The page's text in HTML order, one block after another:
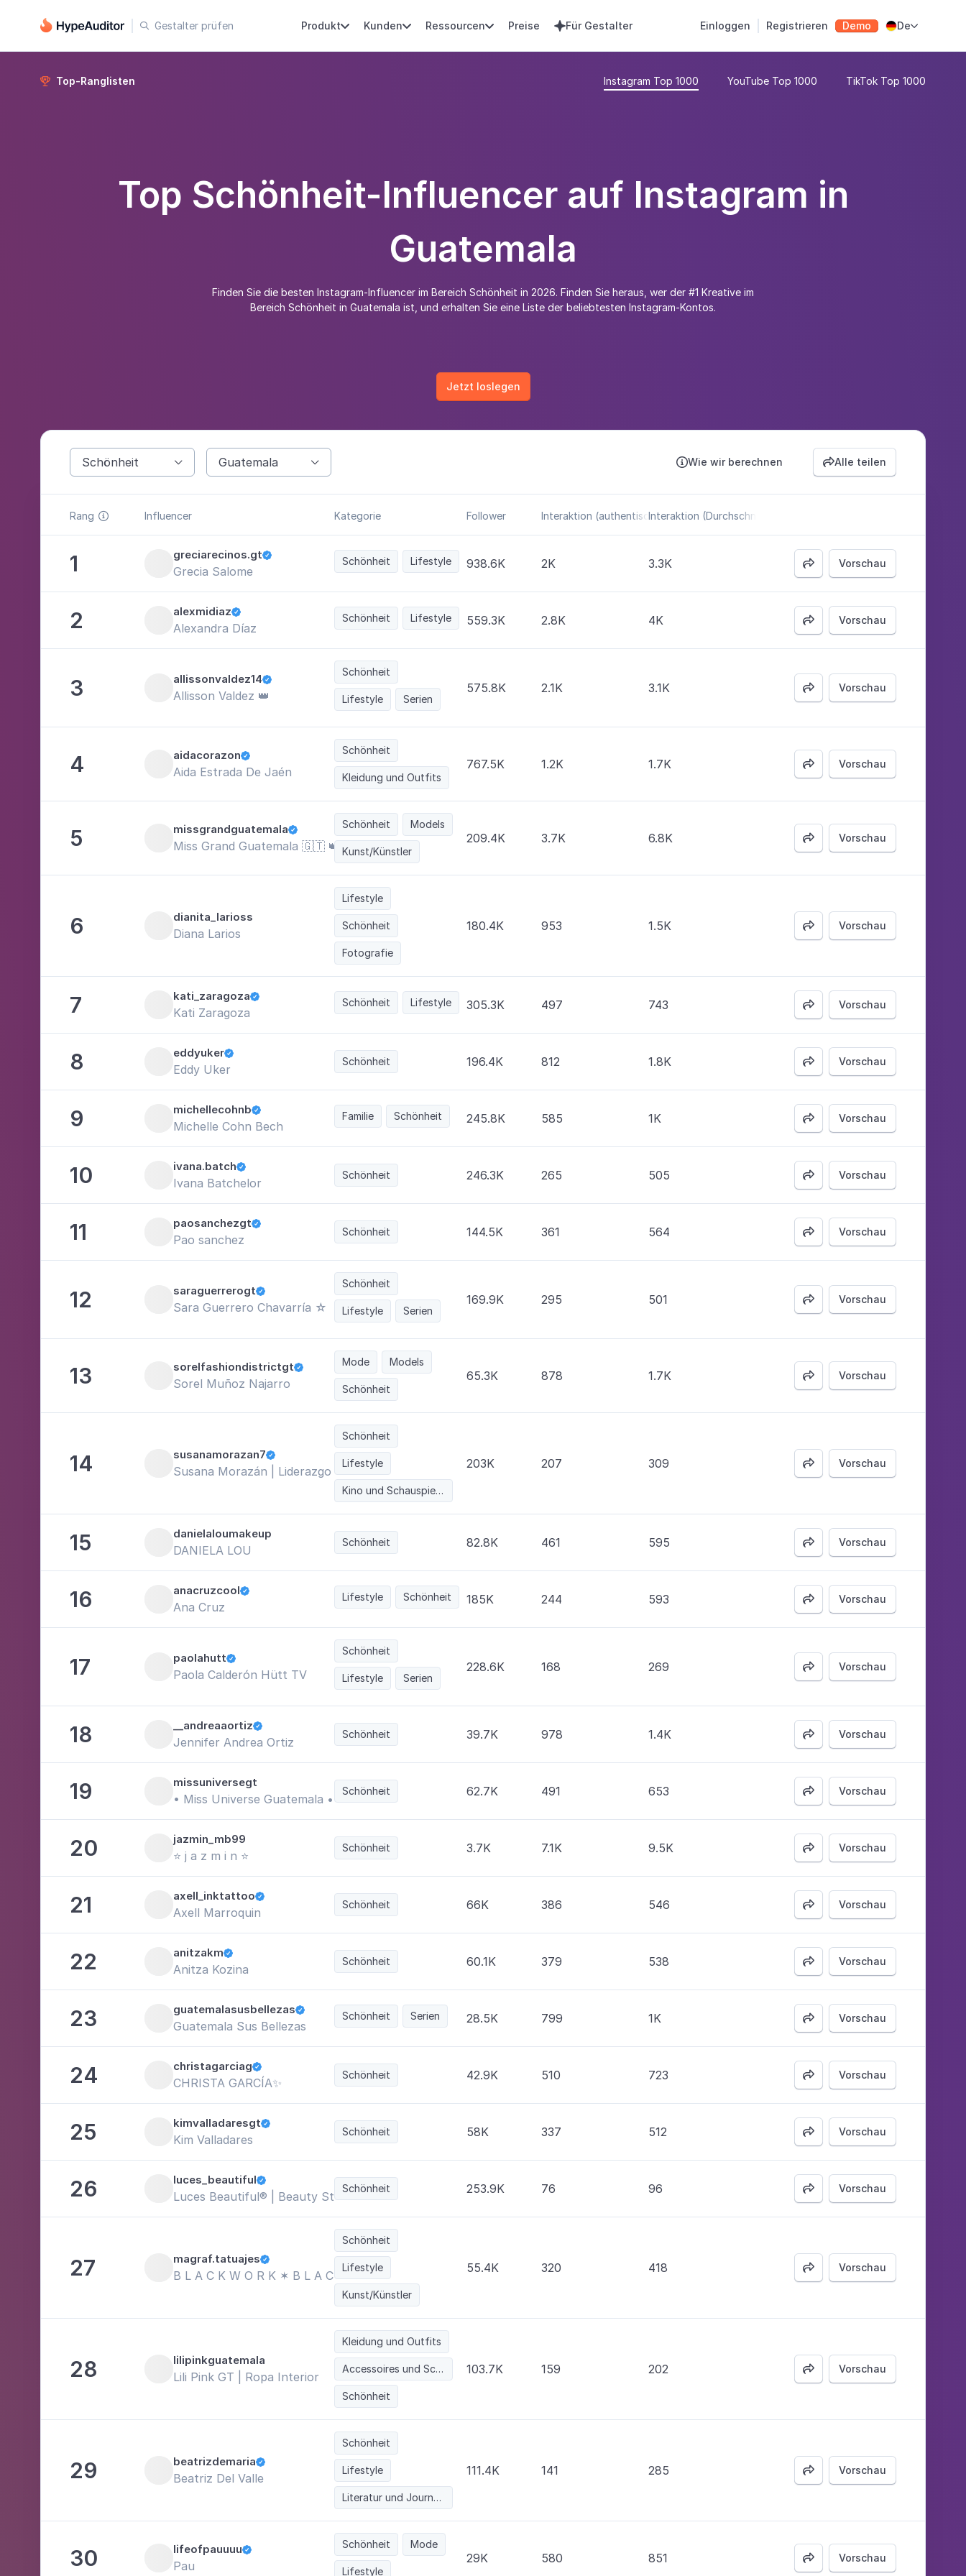
 Gestalter prüfen 
Produkt 
Kunden 
Ressourcen Preise Für Gestalter Einloggen Registrieren Demo De
 Top-Ranglisten Instagram Top 1000 YouTube Top 1000 TikTok Top 1000
Top Schönheit-Influencer auf Instagram in
Guatemala
Finden Sie die besten Instagram-Influencer im Bereich Schönheit in 2026. Finden Sie heraus, wer der #1 Kreative im
Bereich Schönheit in Guatemala ist, und erhalten Sie eine Liste der beliebtesten Instagram-Kontos.
Jetzt loslegen
Schönheit  Guatemala  Wie wir berechnen Alle teilen
Rang  Influencer Kategorie Follower Interaktion (authentisch)Interaktion (Durchschn.)
1 greciarecinos.gt
Grecia Salome
Schönheit Lifestyle 938.6K 2K 3.3K  Vorschau
2 alexmidiaz
Alexandra Díaz
Schönheit Lifestyle 559.3K 2.8K 4K  Vorschau
3 allissonvaldez14
Allisson Valdez 👑
Schönheit
Lifestyle Serien
575.8K 2.1K 3.1K  Vorschau
4 aidacorazon
Aida Estrada De Jaén
Schönheit
Kleidung und Outfits
767.5K 1.2K 1.7K  Vorschau
5 missgrandguatemala
Miss Grand Guatemala 🇬🇹 👑
Schönheit Models
Kunst/Künstler
209.4K 3.7K 6.8K  Vorschau
6 dianita_larioss
Diana Larios
Lifestyle
Schönheit
Fotografie
180.4K 953 1.5K  Vorschau
7 kati_zaragoza
Kati Zaragoza
Schönheit Lifestyle 305.3K 497 743  Vorschau
8 eddyuker
Eddy Uker
Schönheit 196.4K 812 1.8K  Vorschau
9 michellecohnb
Michelle Cohn Bech
Familie Schönheit 245.8K 585 1K  Vorschau
10 ivana.batch
Ivana Batchelor
Schönheit 246.3K 265 505  Vorschau
11 paosanchezgt
Pao sanchez
Schönheit 144.5K 361 564  Vorschau
12 saraguerrerogt
Sara Guerrero Chavarría ☆
Schönheit
Lifestyle Serien
169.9K 295 501  Vorschau
13 sorelfashiondistrictgt
Sorel Muñoz Najarro
Mode Models
Schönheit
65.3K 878 1.7K  Vorschau
14 susanamorazan7
Susana Morazán | Liderazgo Personal
Schönheit
Lifestyle
Kino und Schauspieler/-innen
203K 207 309  Vorschau
15 danielaloumakeup
DANIELA LOU
Schönheit 82.8K 461 595  Vorschau
16 anacruzcool
Ana Cruz
Lifestyle Schönheit 185K 244 593  Vorschau
17 paolahutt
Paola Calderón Hütt TV
Schönheit
Lifestyle Serien
228.6K 168 269  Vorschau
18 __andreaaortiz
Jennifer Andrea Ortiz
Schönheit 39.7K 978 1.4K  Vorschau
19 missuniversegt
• Miss Universe Guatemala •
Schönheit 62.7K 491 653  Vorschau
20 jazmin_mb99
⭐ j a z m i n ⭐
Schönheit 3.7K 7.1K 9.5K  Vorschau
21 axell_inktattoo
Axell Marroquin
Schönheit 66K 386 546  Vorschau
22 anitzakm
Anitza Kozina
Schönheit 60.1K 379 538  Vorschau
23 guatemalasusbellezas
Guatemala Sus Bellezas
Schönheit Serien 28.5K 799 1K  Vorschau
24 christagarciag
CHRISTA GARCÍA✨
Schönheit 42.9K 510 723  Vorschau
25 kimvalladaresgt
Kim Valladares
Schönheit 58K 337 512  Vorschau
26 luces_beautiful
Luces Beautiful®️ | Beauty Store 📍🇬🇹
Schönheit 253.9K 76 96  Vorschau
27 magraf.tatuajes
B L A C K W O R K ✶ B L A C K S T A R TATTOO
Schönheit
Lifestyle
Kunst/Künstler
55.4K 320 418  Vorschau
28 lilipinkguatemala
Lili Pink GT | Ropa Interior
Kleidung und Outfits
Accessoires und Schmuck
Schönheit
103.7K 159 202  Vorschau
29 beatrizdemaria
Beatriz Del Valle
Schönheit
Lifestyle
Literatur und Journalismus
111.4K 141 285  Vorschau
30 lifeofpauuuu
Pau
Schönheit Mode
Lifestyle
29K 580 851  Vorschau